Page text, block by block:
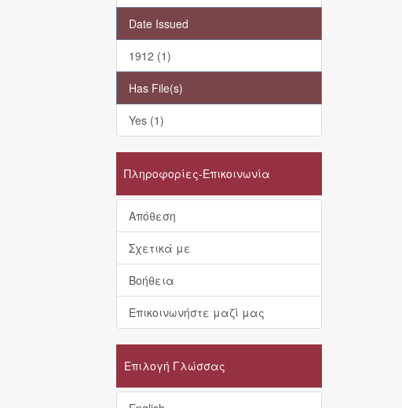
Date Issued
1912 (1)
Has File(s)
Yes (1)
Πληροφορίες-Επικοινωνία
Απόθεση
Σχετικά με
Βοήθεια
Επικοινωνήστε μαζί μας
Επιλογή Γλώσσας